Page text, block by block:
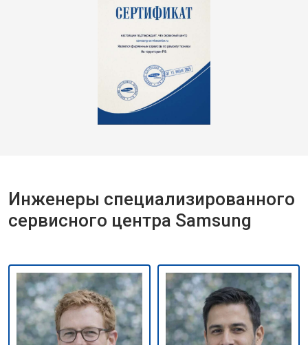
Инженеры специализированного
сервисного центра Samsung